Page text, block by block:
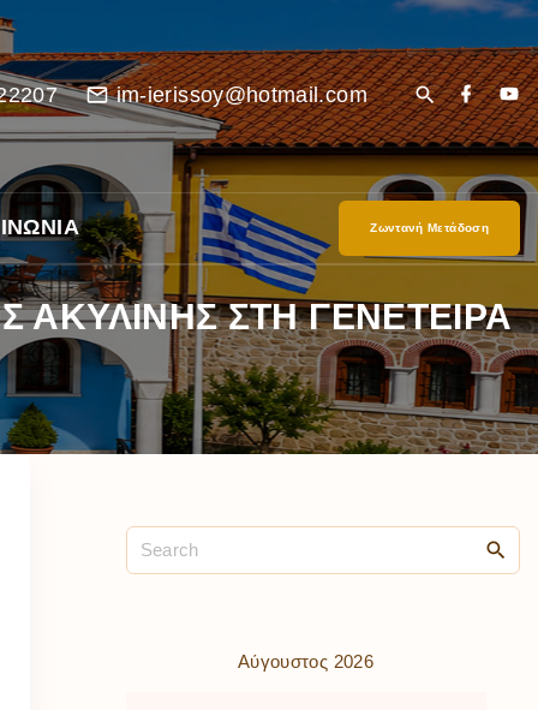
im-ierissoy@hotmail.com
Ζωντανή Μετάδοση
ΣΤΗ ΓΕΝΕΤΕΙΡΑ
Αύγουστος 2026